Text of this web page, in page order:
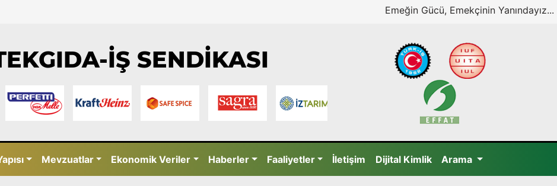
Emeğin Gücü, Emekçinin Yanındayız...
İŞ SENDİKASI
Mevzuatlar Ekonomik Veriler Haberler Faaliyetler İletişim Dijital Kimlik Arama